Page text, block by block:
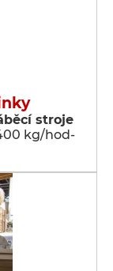
stroje
kg/hod-